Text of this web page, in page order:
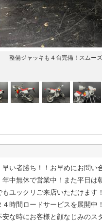
整備ジャッキも４台完備！スムー
い者勝ち！！お早めにお問い
年中無休で営業中！また平日
もユックリご来店いただけま
時間ロードサービスを展開
安な時にお客様と顔なじみの